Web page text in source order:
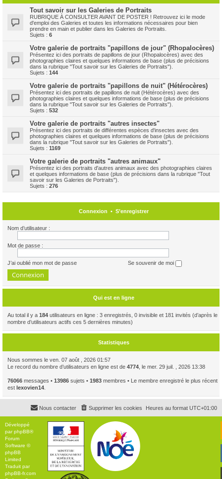
Tout savoir sur les Galeries de Portraits
RUBRIQUE À CONSULTER AVANT DE POSTER ! Retrouvez ici le mode
d'emploi des Galeries et toutes les informations nécessaires pour bien
prendre en main et publier dans les Galeries de Portraits.
Sujets : 6
Votre galerie de portraits "papillons de jour" (Rhopalocères)
Présentez ici des portraits de papillons de jour (Rhopalocères) avec des
photographies claires et quelques informations de base (plus de précisions
dans la rubrique "Tout savoir sur les Galeries de Portraits").
Sujets : 144
Votre galerie de portraits "papillons de nuit" (Hétérocères)
Présentez ici des portraits de papillons de nuit (Hétérocères) avec des
photographies claires et quelques informations de base (plus de précisions
dans la rubrique "Tout savoir sur les Galeries de Portraits").
Sujets : 532
Votre galerie de portraits "autres insectes"
Présentez ici des portraits de différentes espèces d'insectes avec des
photographies claires et quelques informations de base (plus de précisions
dans la rubrique "Tout savoir sur les Galeries de Portraits").
Sujets : 1169
Votre galerie de portraits "autres animaux"
Présentez ici des portraits d'autres animaux avec des photographies claires
et quelques informations de base (plus de précisions dans la rubrique "Tout
savoir sur les Galeries de Portraits").
Sujets : 276
Connexion • S’enregistrer
Nom d’utilisateur :
Mot de passe :
J’ai oublié mon mot de passe Se souvenir de moi
Qui est en ligne
Au total il y a 184 utilisateurs en ligne : 3 enregistrés, 0 invisible et 181 invités (d’après le
nombre d’utilisateurs actifs ces 5 dernières minutes)
Statistiques
Nous sommes le ven. 07 août , 2026 01:57
Le record du nombre d’utilisateurs en ligne est de 4774 , le mer. 29 juil. , 2026 13:38
76066 messages • 13986 sujets • 1983 membres • Le membre enregistré le plus récent
est lexovien14
Heures au format UTC+01:00
Supprimer les cookies
Nous contacter
Développé
parphpBB®
Forum
Software ©
phpBB
Limited
Traduit par
phpBB-fr.com